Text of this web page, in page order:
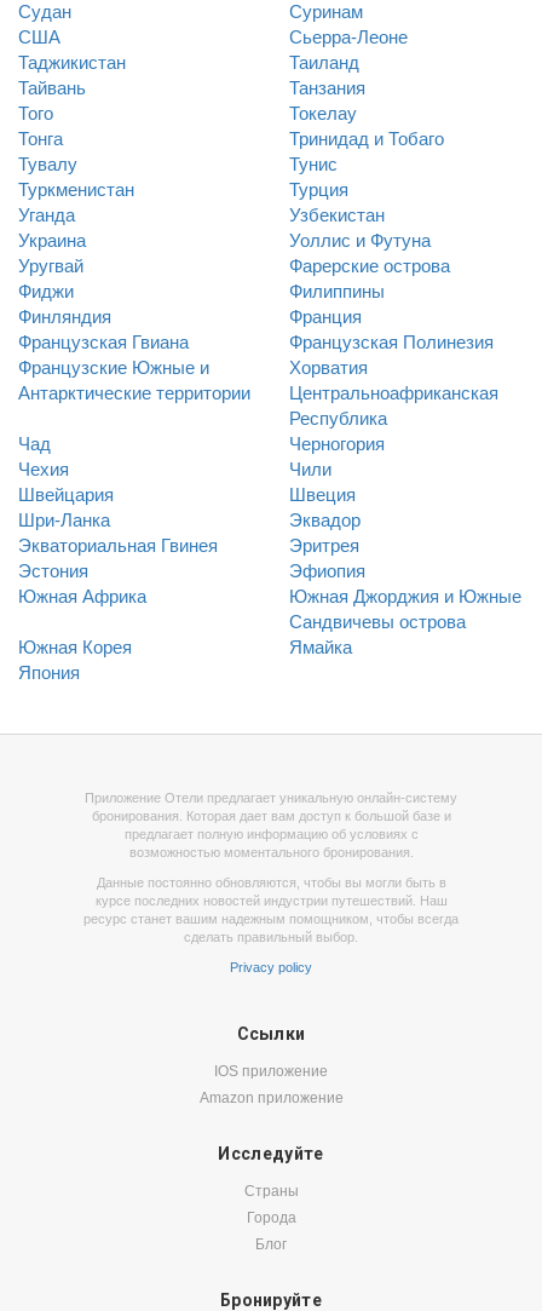
Судан
Суринам
США
Сьерра-Леоне
Таджикистан
Таиланд
Тайвань
Танзания
Того
Токелау
Тонга
Тринидад и Тобаго
Тувалу
Тунис
Туркменистан
Турция
Уганда
Узбекистан
Украина
Уоллис и Футуна
Уругвай
Фарерские острова
Фиджи
Филиппины
Финляндия
Франция
Французская Гвиана
Французская Полинезия
Французские Южные и
Антарктические территории
Хорватия
Центральноафриканская
Республика
Чад
Черногория
Чехия
Чили
Швейцария
Швеция
Шри-Ланка
Эквадор
Экваториальная Гвинея
Эритрея
Эстония
Эфиопия
Южная Африка
Южная Джорджия и Южные
Сандвичевы острова
Южная Корея
Ямайка
Япония
Приложение Отели предлагает уникальную онлайн-систему
бронирования. Которая дает вам доступ к большой базе и
предлагает полную информацию об условиях с
возможностью моментального бронирования.
Данные постоянно обновляются, чтобы вы могли быть в
курсе последних новостей индустрии путешествий. Наш
ресурс станет вашим надежным помощником, чтобы всегда
сделать правильный выбор.
Privacy policy
Ссылки
IOS приложение
Amazon приложение
Исследуйте
Страны
Города
Блог
Бронируйте